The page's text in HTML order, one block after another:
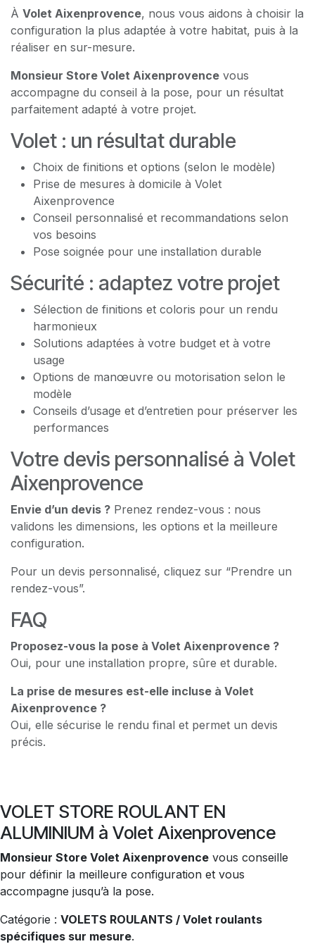
À Volet Aixenprovence, nous vous aidons à choisir la
configuration la plus adaptée à votre habitat, puis à la
réaliser en sur-mesure.
Monsieur Store Volet Aixenprovence vous
accompagne du conseil à la pose, pour un résultat
parfaitement adapté à votre projet.
Volet : un résultat durable
Choix de finitions et options (selon le modèle)
Prise de mesures à domicile à Volet
Aixenprovence
Conseil personnalisé et recommandations selon
vos besoins
Pose soignée pour une installation durable
Sécurité : adaptez votre projet
Sélection de finitions et coloris pour un rendu
harmonieux
Solutions adaptées à votre budget et à votre
usage
Options de manœuvre ou motorisation selon le
modèle
Conseils d’usage et d’entretien pour préserver les
performances
Votre devis personnalisé à Volet
Aixenprovence
Envie d’un devis ? Prenez rendez-vous : nous
validons les dimensions, les options et la meilleure
configuration.
Pour un devis personnalisé, cliquez sur “Prendre un
rendez-vous”.
FAQ
Proposez-vous la pose à Volet Aixenprovence ?
Oui, pour une installation propre, sûre et durable.
La prise de mesures est-elle incluse à Volet
Aixenprovence ?
Oui, elle sécurise le rendu final et permet un devis
précis.
VOLET STORE ROULANT EN
ALUMINIUM à Volet Aixenprovence
Monsieur Store Volet Aixenprovence vous conseille
pour définir la meilleure configuration et vous
accompagne jusqu’à la pose.
Catégorie : VOLETS ROULANTS / Volet roulants
spécifiques sur mesure.